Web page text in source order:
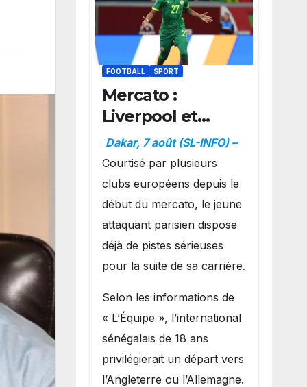
FOOTBALL SPORT
Mercato :
Liverpool et
Dortmund se
positionnent en
favoris pour
recruter Ibrahim
Mbaye
Dakar, 7 août (SL-INFO) –
Courtisé par plusieurs
clubs européens depuis le
début du mercato, le jeune
attaquant parisien dispose
déjà de pistes sérieuses
pour la suite de sa carrière.
Selon les informations de
« L’Équipe », l’international
sénégalais de 18 ans
privilégierait un départ vers
l’Angleterre ou l’Allemagne.